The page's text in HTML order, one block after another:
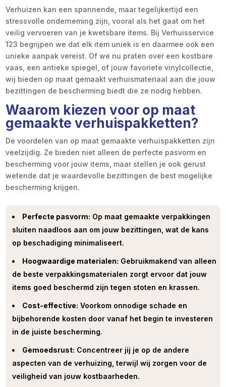
Verhuizen kan een spannende, maar tegelijkertijd een
stressvolle onderneming zijn, vooral als het gaat om het
veilig vervoeren van je kwetsbare items. Bij Verhuisservice
123 begrijpen we dat elk item uniek is en daarmee ook een
unieke aanpak vereist. Of we nu praten over een kostbare
vaas, een antieke spiegel, of jouw favoriete vinylcollectie,
wij bieden op maat gemaakt verhuismateriaal aan die jouw
bezittingen de bescherming biedt die ze nodig hebben.
Waarom kiezen voor op maat
gemaakte verhuispakketten?
De voordelen van op maat gemaakte verhuispakketten zijn
veelzijdig. Ze bieden niet alleen de perfecte pasvorm en
bescherming voor jouw items, maar stellen je ook gerust
wetende dat je waardevolle bezittingen de best mogelijke
bescherming krijgen.
Perfecte pasvorm: Op maat gemaakte verpakkingen
sluiten naadloos aan om jouw bezittingen, wat de kans
op beschadiging minimaliseert.
Hoogwaardige materialen: Gebruikmakend van alleen
de beste verpakkingsmaterialen zorgt ervoor dat jouw
items goed beschermd zijn tegen stoten en krassen.
Cost-effective: Voorkom onnodige schade en
bijbehorende kosten door vanaf het begin te investeren
in de juiste bescherming.
Gemoedsrust: Concentreer jij je op de andere
aspecten van de verhuizing, terwijl wij zorgen voor de
veiligheid van jouw kostbaarheden.